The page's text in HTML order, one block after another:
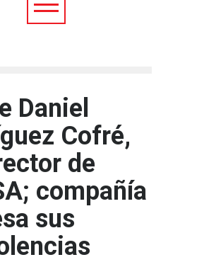
Daniel
Cofré,
de
compañía
sus